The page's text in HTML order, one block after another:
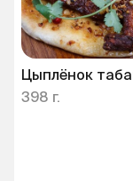
Цыплёнок
398 г.